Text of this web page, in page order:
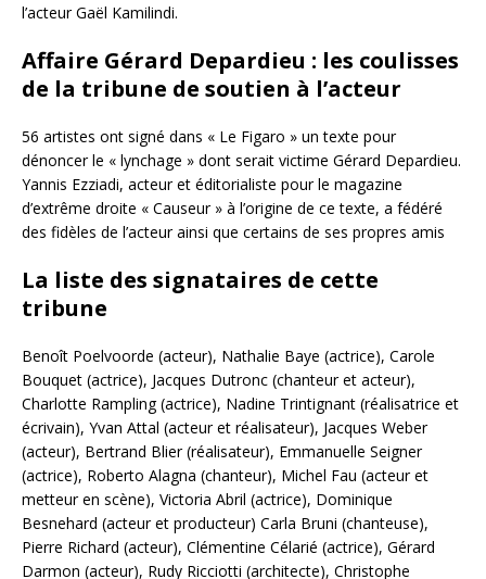
l’acteur Gaël Kamilindi.
Affaire Gérard Depardieu : les coulisses
de la tribune de soutien à l’acteur
56 artistes ont signé dans « Le Figaro » un texte pour
dénoncer le « lynchage » dont serait victime Gérard Depardieu.
Yannis Ezziadi, acteur et éditorialiste pour le magazine
d’extrême droite « Causeur » à l’origine de ce texte, a fédéré
des fidèles de l’acteur ainsi que certains de ses propres amis
La liste des signataires de cette
tribune
Benoît Poelvoorde (acteur), Nathalie Baye (actrice), Carole
Bouquet (actrice), Jacques Dutronc (chanteur et acteur),
Charlotte Rampling (actrice), Nadine Trintignant (réalisatrice et
écrivain), Yvan Attal (acteur et réalisateur), Jacques Weber
(acteur), Bertrand Blier (réalisateur), Emmanuelle Seigner
(actrice), Roberto Alagna (chanteur), Michel Fau (acteur et
metteur en scène), Victoria Abril (actrice), Dominique
Besnehard (acteur et producteur) Carla Bruni (chanteuse),
Pierre Richard (acteur), Clémentine Célarié (actrice), Gérard
Darmon (acteur), Rudy Ricciotti (architecte), Christophe